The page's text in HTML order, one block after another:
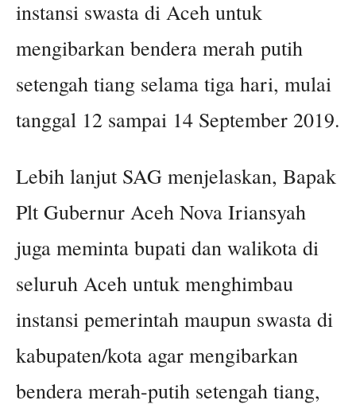
instansi swasta di Aceh untuk
mengibarkan bendera merah putih
setengah tiang selama tiga hari, mulai
tanggal 12 sampai 14 September 2019.
Lebih lanjut SAG menjelaskan, Bapak
Plt Gubernur Aceh Nova Iriansyah
juga meminta bupati dan walikota di
seluruh Aceh untuk menghimbau
instansi pemerintah maupun swasta di
kabupaten/kota agar mengibarkan
bendera merah-putih setengah tiang,